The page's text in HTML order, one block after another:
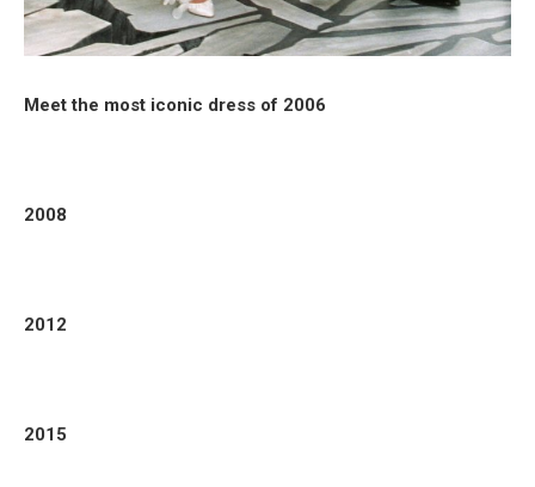
Meet the most iconic dress of 2006
2008
2012
2015